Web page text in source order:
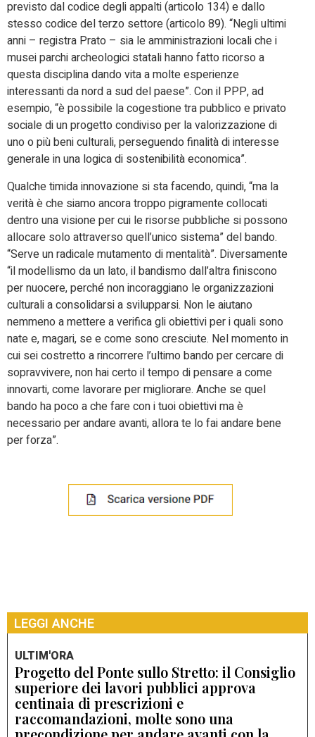
previsto dal codice degli appalti (articolo 134) e dallo
stesso codice del terzo settore (articolo 89). “Negli ultimi
anni – registra Prato – sia le amministrazioni locali che i
musei parchi archeologici statali hanno fatto ricorso a
questa disciplina dando vita a molte esperienze
interessanti da nord a sud del paese”. Con il PPP, ad
esempio, “è possibile la cogestione tra pubblico e privato
sociale di un progetto condiviso per la valorizzazione di
uno o più beni culturali, perseguendo finalità di interesse
generale in una logica di sostenibilità economica”.
Qualche timida innovazione si sta facendo, quindi, “ma la
verità è che siamo ancora troppo pigramente collocati
dentro una visione per cui le risorse pubbliche si possono
allocare solo attraverso quell’unico sistema” del bando.
“Serve un radicale mutamento di mentalità”. Diversamente
“il modellismo da un lato, il bandismo dall’altra finiscono
per nuocere, perché non incoraggiano le organizzazioni
culturali a consolidarsi a svilupparsi. Non le aiutano
nemmeno a mettere a verifica gli obiettivi per i quali sono
nate e, magari, se e come sono cresciute. Nel momento in
cui sei costretto a rincorrere l’ultimo bando per cercare di
sopravvivere, non hai certo il tempo di pensare a come
innovarti, come lavorare per migliorare. Anche se quel
bando ha poco a che fare con i tuoi obiettivi ma è
necessario per andare avanti, allora te lo fai andare bene
per forza”.
LEGGI ANCHE
ULTIM'ORA
Progetto del Ponte sullo Stretto: il Consiglio
superiore dei lavori pubblici approva
centinaia di prescrizioni e
raccomandazioni, molte sono una